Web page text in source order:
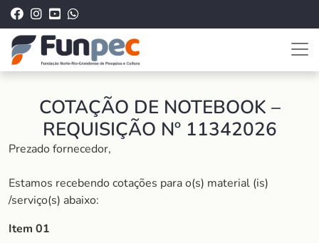
COTAÇÃO DE NOTEBOOK –
REQUISIÇÃO Nº 11342026
Prezado fornecedor,
Estamos recebendo cotações para o(s) material (is)
/serviço(s) abaixo:
Item 01